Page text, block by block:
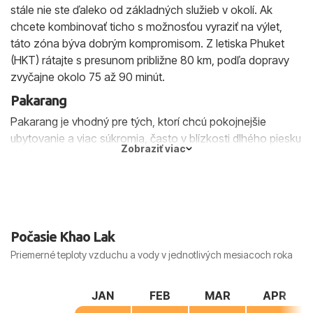
stále nie ste ďaleko od základných služieb v okolí. Ak
chcete kombinovať ticho s možnosťou vyraziť na výlet,
táto zóna býva dobrým kompromisom. Z letiska Phuket
(HKT) rátajte s presunom približne 80 km, podľa dopravy
zvyčajne okolo 75 až 90 minút.
Pakarang
Pakarang je vhodný pre tých, ktorí chcú pokojnejšie
ubytovanie a viac súkromia, často v blízkosti dlhého piesku
a zelene. Atmosféra je uvoľnená, večery tu bývajú tichšie a
cestovateľov, ktorí si chcú vychutnať exotiku v pomalšom
tempe. Transfer z letiska Phuket (HKT) je spravidla o niečo
Zobraziť viac
Počasie Khao Lak
Priemerné teploty vzduchu a vody v jednotlivých mesiacoch roka
JAN
FEB
MAR
APR